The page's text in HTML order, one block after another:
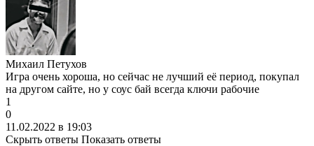
Михаил Петухов
Игра очень хороша, но сейчас не лучший её период, покупал
на другом сайте, но у соус бай всегда ключи рабочие
1
0
11.02.2022 в 19:03
Скрыть ответы Показать ответы